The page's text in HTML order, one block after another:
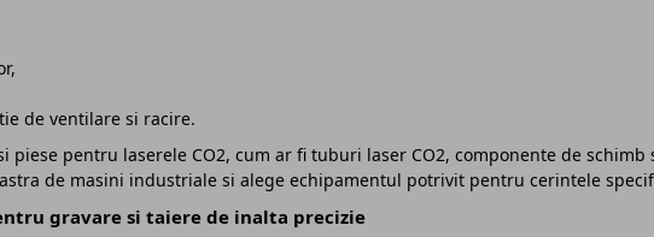
de ventilare si racire.
piese pentru laserele CO2, cum ar fi tuburi laser CO2, componente de schimb
de masini industriale si alege echipamentul potrivit pentru cerintele
gravare si taiere de inalta precizie